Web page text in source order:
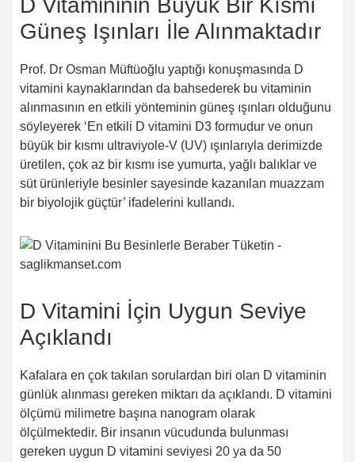
D Vitamininin Büyük Bir Kısmı
Güneş Işınları İle Alınmaktadır
Prof. Dr Osman Müftüoğlu yaptığı konuşmasında D
vitamini kaynaklarından da bahsederek bu vitaminin
alınmasının en etkili yönteminin güneş ışınları olduğunu
söyleyerek ‘En etkili D vitamini D3 formudur ve onun
büyük bir kısmı ultraviyole-V (UV) ışınlarıyla derimizde
üretilen, çok az bir kısmı ise yumurta, yağlı balıklar ve
süt ürünleriyle besinler sayesinde kazanılan muazzam
bir biyolojik güçtür’ ifadelerini kullandı.
D Vitamini İçin Uygun Seviye
Açıklandı
Kafalara en çok takılan sorulardan biri olan D vitaminin
günlük alınması gereken miktarı da açıklandı. D vitamini
ölçümü milimetre başına nanogram olarak
ölçülmektedir. Bir insanın vücudunda bulunması
gereken uygun D vitamini seviyesi 20 ya da 50